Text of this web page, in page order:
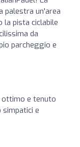
palestra un'area
la pista ciclabile
da
parcheggio e
ottimo e tenuto
e